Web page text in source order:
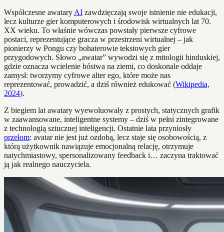
Współczesne awatary AI zawdzięczają swoje istnienie nie edukacji,
lecz kulturze gier komputerowych i środowisk wirtualnych lat 70.
XX wieku. To właśnie wówczas powstały pierwsze cyfrowe
postaci, reprezentujące gracza w przestrzeni wirtualnej – jak
pionierzy w Pongu czy bohaterowie tekstowych gier
przygodowych. Słowo „awatar” wywodzi się z mitologii hinduskiej,
gdzie oznacza wcielenie bóstwa na ziemi, co doskonale oddaje
zamysł: tworzymy cyfrowe alter ego, które może nas
reprezentować, prowadzić, a dziś również edukować (Wikipedia,
2024).
Z biegiem lat awatary wyewoluowały z prostych, statycznych grafik
w zaawansowane, inteligentne systemy – dziś w pełni zintegrowane
z technologią sztucznej inteligencji. Ostatnie lata przyniosły
przełom: avatar nie jest już ozdobą, lecz staje się osobowością, z
którą użytkownik nawiązuje emocjonalną relację, otrzymuje
natychmiastowy, spersonalizowany feedback i… zaczyna traktować
ją jak realnego nauczyciela.